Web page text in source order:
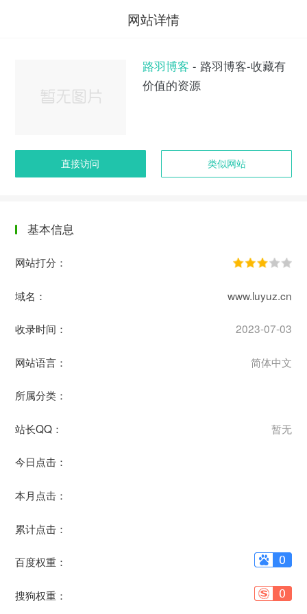
网站详情
路羽博客 - 路羽博客-收藏有
价值的资源
直接访问 类似网站
基本信息
网站打分：
域名： www.luyuz.cn
收录时间： 2023-07-03
网站语言： 简体中文
所属分类：
站长QQ： 暂无
今日点击：
本月点击：
累计点击：
百度权重：
搜狗权重：